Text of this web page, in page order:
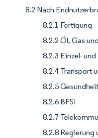
8.2 Nach
8.2.1 Fertigung
8.2.2 Öl, Gas
8.2.3 Einzel-
8.2.4 Transport
8.2.5
8.2.6 BFSI
8.2.7
8.2.8 Regierung